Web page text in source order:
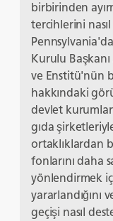
birbirinden
tercihlerini nasıl
Kurulu
ve Enstitü'nün
hakkındaki
devlet
gıda
ortaklıklardan
fonlarını daha
yönlendirmek
yararlandığını
geçişi nasıl